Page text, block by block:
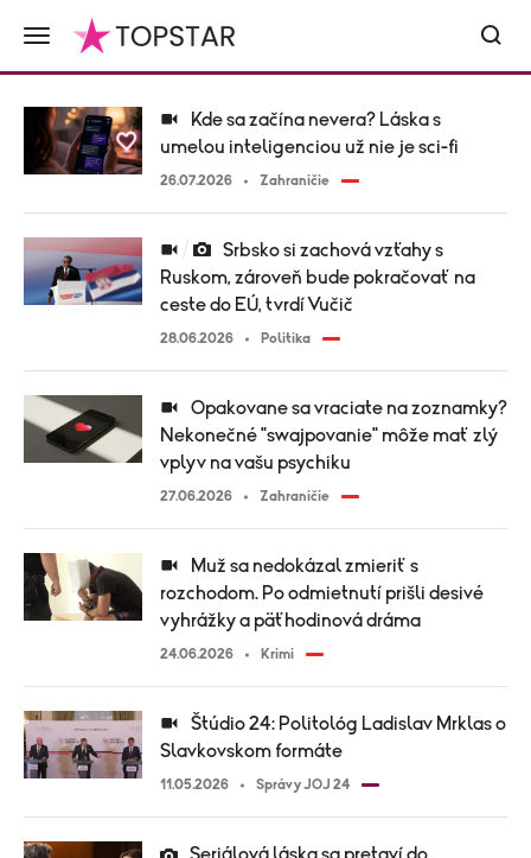
umelou inteligenciou už nie je sci-fi
26.07.2026 Zahraničie
Ruskom, zároveň bude pokračovať na
ceste do EÚ, tvrdí Vučič
28.06.2026 Politika
Nekonečné "swajpovanie" môže mať zlý
vplyv na vašu psychiku
27.06.2026 Zahraničie
rozchodom. Po odmietnutí prišli desivé
vyhrážky a päťhodinová dráma
24.06.2026 Krimi
Slavkovskom formáte
11.05.2026 Správy JOJ 24